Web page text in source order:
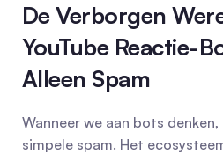
De Verborgen
YouTube Reactie-
Alleen Spam
Wanneer we aan bots denken,
simpele spam. Het